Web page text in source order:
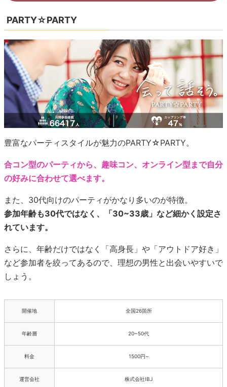
PARTY☆PARTY
豊富なパーティスタイルが魅力のPARTY☆PARTY。
合コン型のパーティから、趣味コン、オンライン型まで自分
の好みに合わせて選べます。
また、30代向けのパーティがかなり多いのが特徴。
参加年齢も30代ではなく、「30~33歳」など細かく設定さ
れています。
さらに、年齢だけではなく「高身長」や「アウトドア好き」
など参加者を絞ってあるので、理想の男性と出会いやすいで
しょう。
開催地 全国26箇所
年齢層 20~50代
料金 1500円~
運営会社 株式会社IBJ